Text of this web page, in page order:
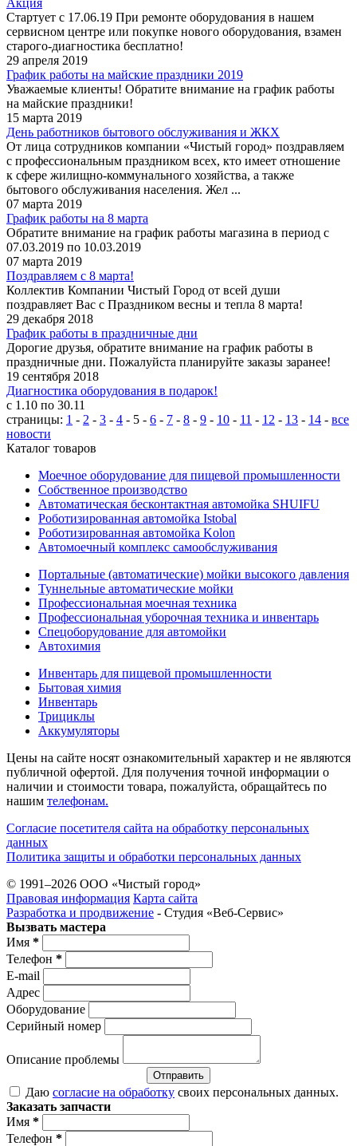
Стартует с 17.06.19 При ремонте оборудования в нашем
сервисном центре или покупке нового оборудования, взамен
старого-диагностика бесплатно!
29 апреля 2019
График работы на майские праздники 2019
Уважаемые клиенты! Обратите внимание на график работы
на майские праздники!
15 марта 2019
День работников бытового обслуживания и ЖКХ
От лица сотрудников компании «Чистый город» поздравляем
с профессиональным праздником всех, кто имеет отношение
к сфере жилищно-коммунального хозяйства, а также
бытового обслуживания населения. Жел ...
07 марта 2019
График работы на 8 марта
Обратите внимание на график работы магазина в период с
07.03.2019 по 10.03.2019
07 марта 2019
Поздравляем с 8 марта!
Коллектив Компании Чистый Город от всей души
поздравляет Вас с Праздником весны и тепла 8 марта!
29 декабря 2018
График работы в праздничные дни
Дорогие друзья, обратите внимание на график работы в
праздничные дни. Пожалуйста планируйте заказы заранее!
19 сентября 2018
Диагностика оборудования в подарок!
с 1.10 по 30.11
страницы: 1 - 2 - 3 - 4 - 5 - 6 - 7 - 8 - 9 - 10 - 11 - 12 - 13 - 14 - все
новости
Каталог товаров
Моечное оборудование для пищевой промышленности
Собственное производство
Автоматическая бесконтактная автомойка SHUIFU
Роботизированная автомойка Istobal
Роботизированная автомойка Kolon
Автомоечный комплекс самообслуживания
Портальные (автоматические) мойки высокого давления
Туннельные автоматические мойки
Профессиональная моечная техника
Профессиональная уборочная техника и инвентарь
Спецоборудование для автомойки
Автохимия
Инвентарь для пищевой промышленности
Бытовая химия
Инвентарь
Трициклы
Аккумуляторы
Цены на сайте носят ознакомительный характер и не являются
публичной офертой. Для получения точной информации о
наличии и стоимости товара, пожалуйста, обращайтесь по
нашим телефонам.
Согласие посетителя сайта на обработку персональных
данных
Политика защиты и обработки персональных данных
© 1991–2026 ООО «Чистый город»
Правовая информация Карта сайта
Разработка и продвижение - Студия «Веб-Cервис»
Вызвать мастера
Имя *
Телефон *
E-mail
Адрес
Оборудование
Серийный номер
Описание проблемы
Отправить
Даю согласие на обработку своих персональных данных.
Заказать запчасти
Имя *
Телефон *